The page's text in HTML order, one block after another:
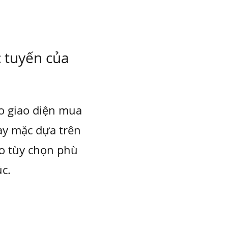
của
giao diện mua
mặc dựa trên
tùy chọn phù